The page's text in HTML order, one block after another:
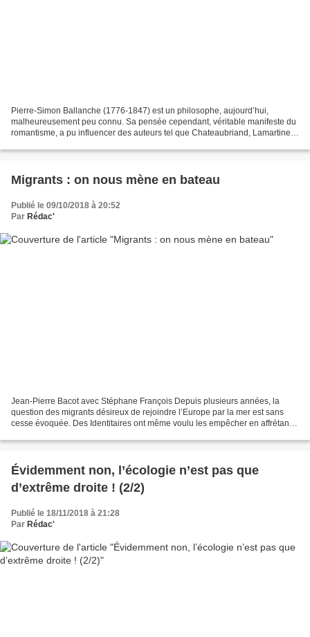
Pierre-Simon Ballanche (1776-1847) est un philosophe, aujourd’hui,
malheureusement peu connu. Sa pensée cependant, véritable manifeste du
romantisme, a pu influencer des auteurs tel que Chateaubriand, Lamartine,
Migrants : on nous mène en bateau
Publié le 09/10/2018 à 20:52
Par Rédac'
Jean-Pierre Bacot avec Stéphane François Depuis plusieurs années, la
question des migrants désireux de rejoindre l’Europe par la mer est sans
cesse évoquée. Des Identitaires ont même voulu les empêcher en affrétant
Évidemment non, l’écologie n’est pas que
d’extrême droite ! (2/2)
Publié le 18/11/2018 à 21:28
Par Rédac'